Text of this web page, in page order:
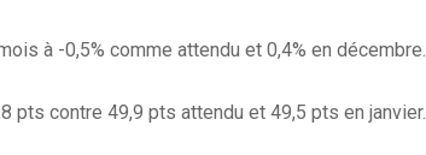
à -0,5% comme attendu et 0,4% en décembre.
pts contre 49,9 pts attendu et 49,5 pts en janvier.